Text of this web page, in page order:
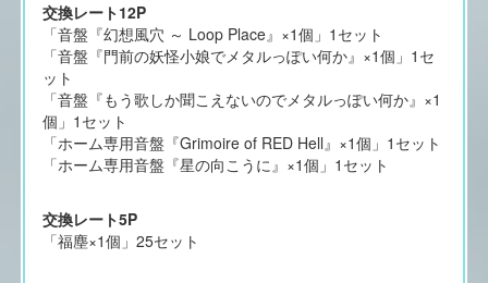
交換レート12P
「音盤『幻想風穴 ～ Loop Place』×1個」1セット
「音盤『門前の妖怪小娘でメタルっぽい何か』×1個」1セ
ット
「音盤『もう歌しか聞こえないのでメタルっぽい何か』×1
個」1セット
「ホーム専用音盤『Grimoire of RED Hell』×1個」1セット
「ホーム専用音盤『星の向こうに』×1個」1セット
交換レート5P
「福塵×1個」25セット